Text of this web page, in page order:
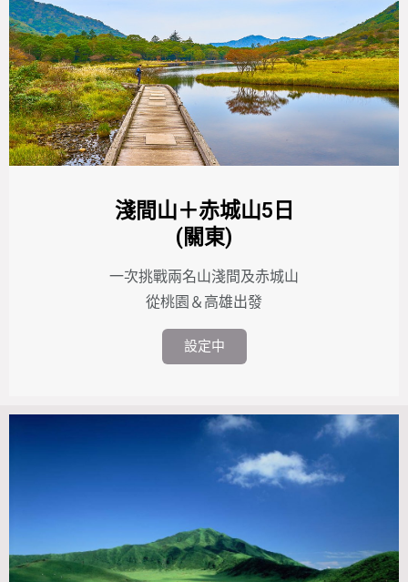
淺間山＋赤城山5日
(關東)
一次挑戰兩名山淺間及赤城山
從桃園＆高雄出發
設定中